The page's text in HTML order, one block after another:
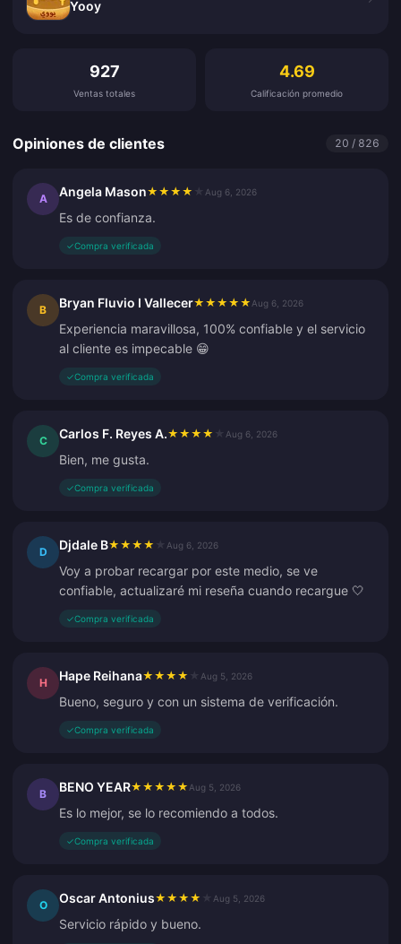
Yooy
927
Ventas totales
4.69
Calificación promedio
Opiniones de clientes 20 / 826
A Angela Mason★ ★ ★ ★ Aug 6, 2026
Es de confianza.
✓Compra verificada
B Bryan Fluvio I Vallecer★ ★ ★ ★ ★ Aug 6, 2026
Experiencia maravillosa, 100% confiable y el servicio
al cliente es impecable 😁
✓Compra verificada
C Carlos F. Reyes A.★ ★ ★ ★ Aug 6, 2026
Bien, me gusta.
✓Compra verificada
D Djdale B★ ★ ★ ★ Aug 6, 2026
Voy a probar recargar por este medio, se ve
confiable, actualizaré mi reseña cuando recargue 🤍
✓Compra verificada
H Hape Reihana★ ★ ★ ★ Aug 5, 2026
Bueno, seguro y con un sistema de verificación.
✓Compra verificada
B BENO YEAR★ ★ ★ ★ ★ Aug 5, 2026
Es lo mejor, se lo recomiendo a todos.
✓Compra verificada
O Oscar Antonius★ ★ ★ ★ Aug 5, 2026
Servicio rápido y bueno.